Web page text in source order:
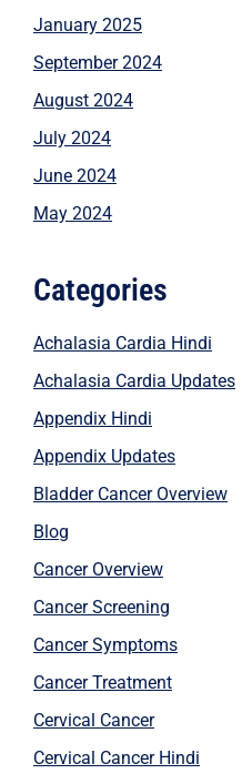
January 2025
September 2024
August 2024
July 2024
June 2024
May 2024
Categories
Achalasia Cardia Hindi
Achalasia Cardia Updates
Appendix Hindi
Appendix Updates
Bladder Cancer Overview
Blog
Cancer Overview
Cancer Screening
Cancer Symptoms
Cancer Treatment
Cervical Cancer
Cervical Cancer Hindi